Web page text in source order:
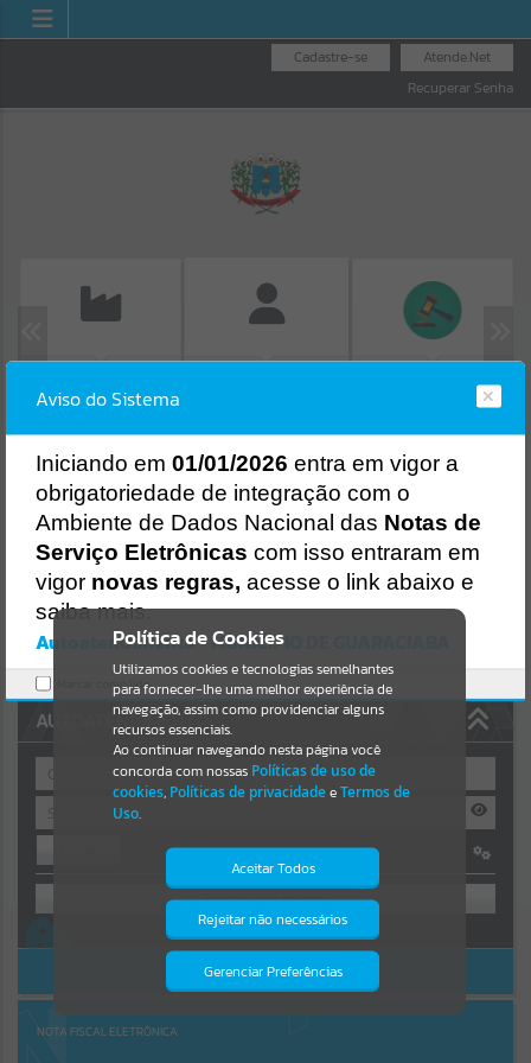
Atende.Net
Cadastre-se
Recuperar Senha
ISS/ALVARÁ
Resultados para""
Portais
Por favor, aguarde...
NOTÍCIAS
Por favor, aguarde...
Por favor, aguarde...
AUTOATENDIMENTO
OU
Cadastre-se|Recuperar Senha
ACESSAR SEM LOGIN
NOTA FISCAL ELETRÔNICA
Política de Cookies
Utilizamos cookies e tecnologias semelhantes
para fornecer-lhe uma melhor experiência de
navegação, assim como providenciar alguns
recursos essenciais.
Ao continuar navegando nesta página você
concorda com nossas Políticas de uso de
cookies, Políticas de privacidadeeTermos de
Uso.
Aceitar Todos
Rejeitar não necessários
Gerenciar Preferências
Isto significa que diversos recursos
providenciados poderão não estar
Aviso do Sistema
Iniciando em 01/01/2026 entra em vigor a
obrigatoriedade de integração com o
Ambiente de Dados Nacional das Notas de
Serviço Eletrônicas com isso entraram em
vigor novas regras, acesse o link abaixo e
saiba mais.
Autoatendimento - MUNICIPIO DE GUARACIABA
Marcar como lido.
Erro
SISTEMA
Gerenciamento do Sistema
CÓDIGO DA MENSAGEM:EST-000040
Ocorreu um erro de script:
Uncaught SyntaxError: Unexpected token '('
https://guaraciaba.atende.net/https:/guaraciaba.atende.net/cidadao/
pagina/licitacao-pregao-6-2021-processo-licitatorio-122-2021-
pmgba/static/bundle/wpo_index_2_base_l2_portal_editores_sync_
d9fb77cfd5741fafc9972edc7a641fea.js?v=83d4f602:47
Verificar Mais Detalhes
OK